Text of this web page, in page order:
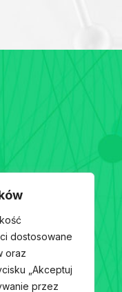
dostosowane
oraz
„Akceptuj
przez